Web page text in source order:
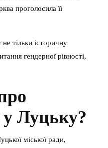
проголосила її
тільки історичну
гендерної рівності,
Луцьку?
міської ради,